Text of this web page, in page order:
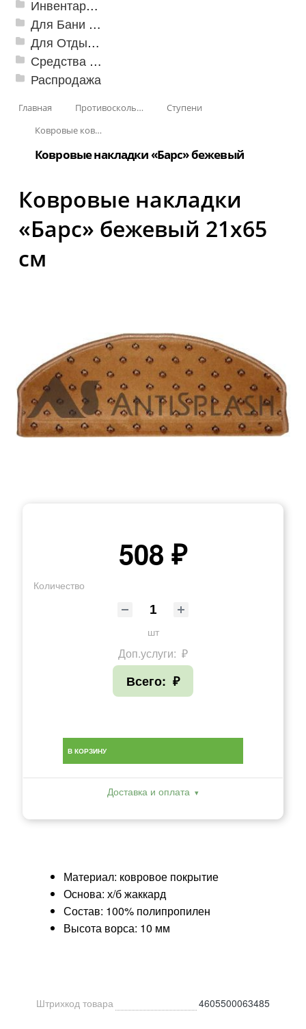
Инвентарь для клининга
Для Бани и Сауны
Для Отдыха и Пикника
Средства от насекомых и садовых вредителей
Распродажа
Главная Противоскользящая защита для лестниц, профили, ленты
Ступени
Ковровые коврики на ступеньки
Ковровые накладки «Барс» бежевый
Ковровые накладки
«Барс» бежевый 21x65
см
508 ₽
Количество
шт
Доп.услуги: ₽
Всего: ₽
В КОРЗИНУ
Доставка и оплата
Материал: ковровое покрытие
Основа: х/б жаккард
Состав: 100% полипропилен
Высота ворса: 10 мм
Штрихкод товара 4605500063485